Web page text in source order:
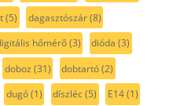
(5) dagasztószár(8)
hőmérő(3) dióda (3)
doboz (31) dobtartó(2)
dugó(1) díszléc(5) E14(1)